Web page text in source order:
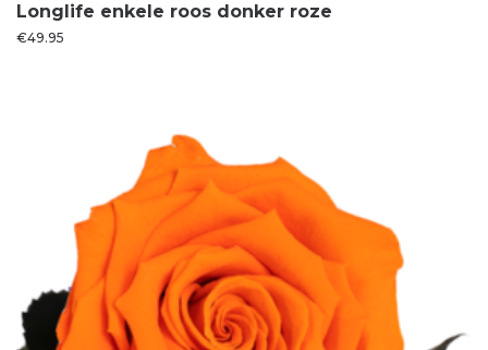
Longlife enkele roos donker roze
€49.95